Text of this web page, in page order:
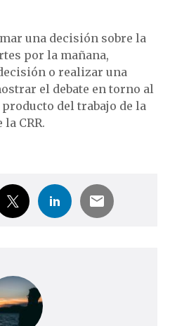
una decisión sobre la
por la mañana,
o realizar una
el debate en torno al
del trabajo de la
CRR.